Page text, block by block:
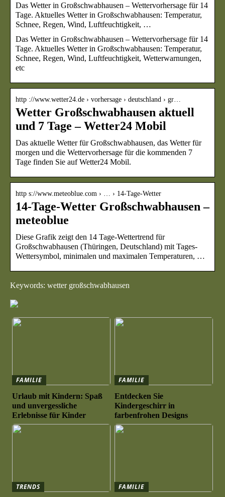
Das Wetter in Großschwabhausen – Wettervorhersage für 14
Tage. Aktuelles Wetter in Großschwabhausen: Temperatur,
Schnee, Regen, Wind, Luftfeuchtigkeit, …
Das Wetter in Großschwabhausen – Wettervorhersage für 14
Tage. Aktuelles Wetter in Großschwabhausen: Temperatur,
Schnee, Regen, Wind, Luftfeuchtigkeit, Wetterwarnungen,
etc
http ://www.wetter24.de › vorhersage › deutschland › gr…
Wetter Großschwabhausen aktuell
und 7 Tage – Wetter24 Mobil
Das aktuelle Wetter für Großschwabhausen, das Wetter für
morgen und die Wettervorhersage für die kommenden 7
Tage finden Sie auf Wetter24 Mobil.
http s://www.meteoblue.com › … › 14-Tage-Wetter
14-Tage-Wetter Großschwabhausen –
meteoblue
Diese Grafik zeigt den 14 Tage-Wettertrend für
Großschwabhausen (Thüringen, Deutschland) mit Tages-
Wettersymbol, minimalen und maximalen Temperaturen, …
Keywords: wetter großschwabhausen
FAMILIE
Urlaub mit Kindern: Spaß
und unvergessliche
Erlebnisse für Kinder
FAMILIE
Entdecken Sie
Kindergeschirr in
farbenfrohen Designs
TRENDS
FAMILIE